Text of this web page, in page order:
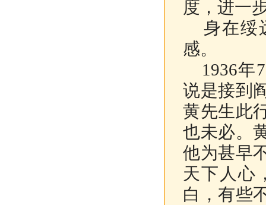
度，进一
身在绥
感。
1936年7
说是接到
黄先生此
也未必。
他为甚早
天下人心
白，有些